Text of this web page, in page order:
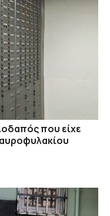
που είχε